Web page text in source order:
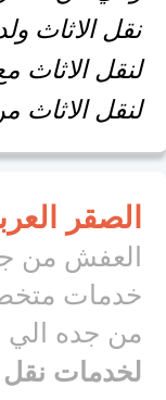
نقل الاثاث
لنقل الاثاث
لنقل الاثاث
الصقر
العفش من
خدمات
من جده الي
لخدمات نقل